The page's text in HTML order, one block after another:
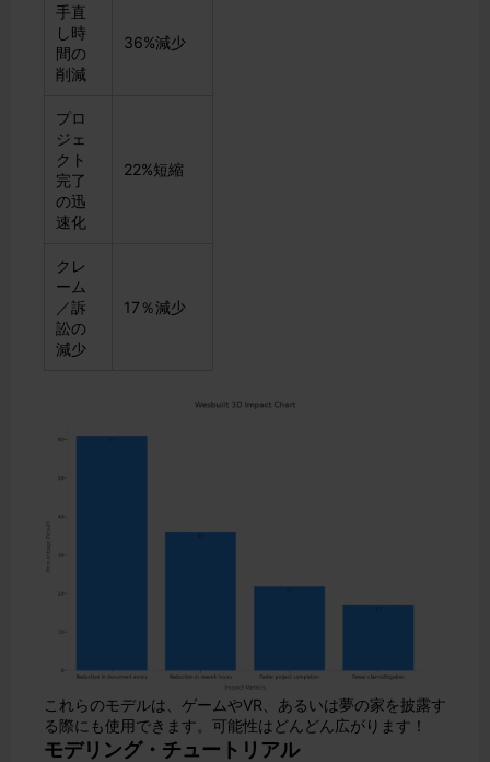
手直
し時
間の
削減
36%減少
プロ
ジェ
クト
完了
の迅
速化
22%短縮
クレ
ーム
／訴
訟の
減少
17％減少
これらのモデルは、ゲームやVR、あるいは夢の家を披露す
る際にも使用できます。可能性はどんどん広がります！
モデリング・チュートリアル